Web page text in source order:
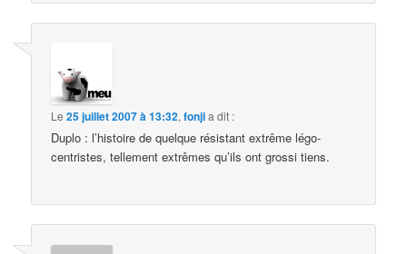
Le25 juillet 2007 à 13:32,fonjia dit :
Duplo : l’histoire de quelque résistant extrême légo-
centristes, tellement extrêmes qu’ils ont grossi tiens.